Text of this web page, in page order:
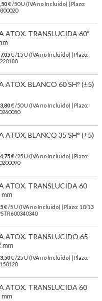
€ /50 U (IVA no Incluido) | Plazo:
ATOX. TRANSLUCIDA 60º
€ /15 U (IVA no Incluido) | Plazo:
ATOX. BLANCO 60 SH° (±5)
€ /50 U (IVA no Incluido) | Plazo:
ATOX. BLANCO 35 SH° (±5)
€ /25 U (IVA no Incluido) | Plazo:
ATOX. TRANSLUCIDA 60
€/5 U (IVA no Incluido)
| Plazo: 10/13
ATOX. TRANSLUCIDO 65
mm
€ /25 U (IVA no Incluido) | Plazo:
ATOX. TRANSLUCIDA 60